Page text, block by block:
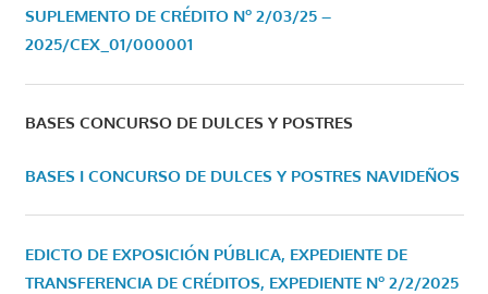
SUPLEMENTO DE CRÉDITO Nº 2/03/25 –
2025/CEX_01/000001
BASES CONCURSO DE DULCES Y POSTRES
BASES I CONCURSO DE DULCES Y POSTRES NAVIDEÑOS
EDICTO DE EXPOSICIÓN PÚBLICA, EXPEDIENTE DE
TRANSFERENCIA DE CRÉDITOS, EXPEDIENTE Nº 2/2/2025